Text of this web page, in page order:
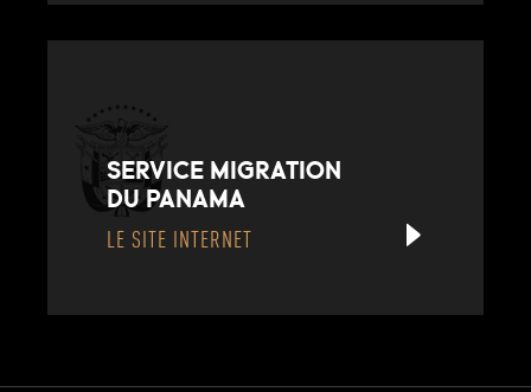
SERVICE MIGRATION
DU PANAMA
LE SITE INTERNET